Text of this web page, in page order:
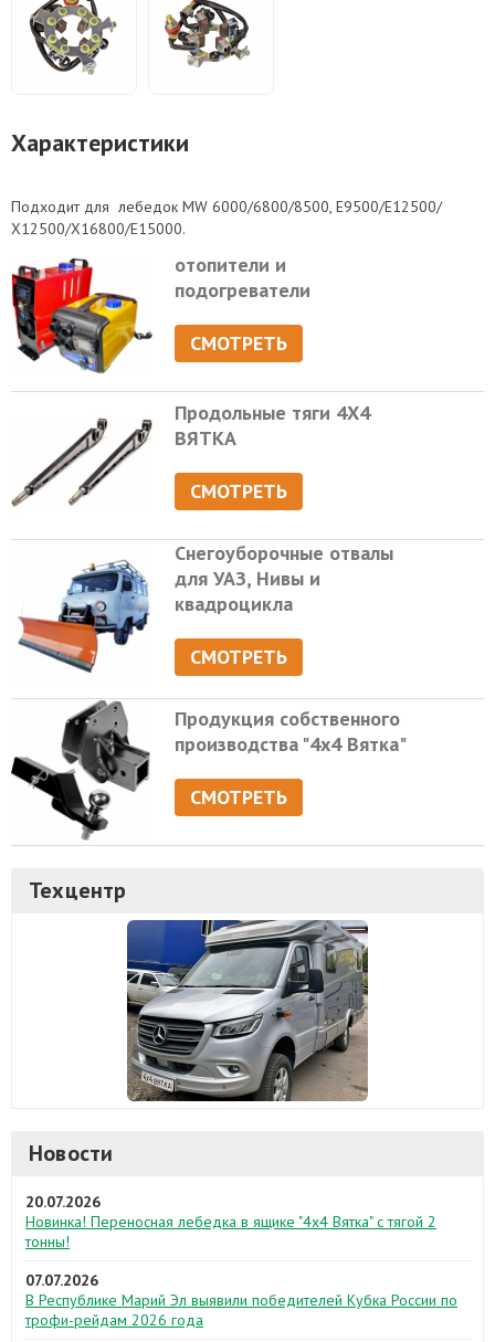
Характеристики
Подходит для лебедок MW 6000/6800/8500, E9500/Е12500/
Х12500/Х16800/Е15000.
отопители и
подогреватели
СМОТРЕТЬ
Продольные тяги 4Х4
ВЯТКА
СМОТРЕТЬ
Снегоуборочные отвалы
для УАЗ, Нивы и
квадроцикла
СМОТРЕТЬ
Продукция собственного
производства "4х4 Вятка"
СМОТРЕТЬ
Техцентр
Новости
20.07.2026
Новинка! Переносная лебедка в ящике "4х4 Вятка" с тягой 2
тонны!
07.07.2026
В Республике Марий Эл выявили победителей Кубка России по
трофи-рейдам 2026 года